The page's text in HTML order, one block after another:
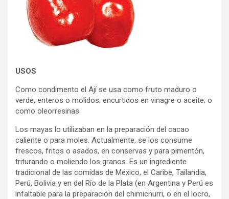
USOS
Como condimento el Ají se usa como fruto maduro o
verde, enteros o molidos; encurtidos en vinagre o aceite; o
como oleorresinas.
Los mayas lo utilizaban en la preparación del cacao
caliente o para moles. Actualmente, se los consume
frescos, fritos o asados, en conservas y para pimentón,
triturando o moliendo los granos. Es un ingrediente
tradicional de las comidas de México, el Caribe, Tailandia,
Perú, Bolivia y en del Río de la Plata (en Argentina y Perú es
infaltable para la preparación del chimichurri, o en el locro,